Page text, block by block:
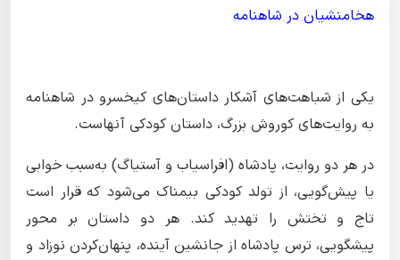
هخامنشیان در شاهنامه
یکی از شباهت‌های آشکار داستان‌های کیخسرو در شاهنامه
به روایت‌های کوروش بزرگ، داستان کودکی آنهاست.
در هر دو روایت، پادشاه (افراسیاب و آستیاگ) به‌سبب خوابی
یا پیش‌گویی، از تولد کودکی بیمناک می‌شود که قرار است
تاج و تختش را تهدید کند. هر دو داستان بر محور
پیشگویی، ترس پادشاه از جانشین آینده، پنهان‌کردن نوزاد و